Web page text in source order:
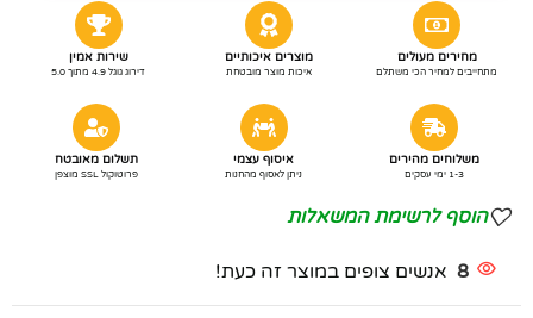
מחירים מעולים
מתחייבים למחיר הכי משתלם
מוצרים איכותיים
איכות מוצר מובטחת
שירות אמין
דירוג גוגל 4.9 מתוך 5.0
משלוחים מהירים
1-3 ימי עסקים
איסוף עצמי
ניתן לאסוף מהחנות
תשלום מאובטח
פרוטוקול SSL מוצפן
הוסף לרשימת המשאלות
8 אנשים צופים במוצר זה כעת!